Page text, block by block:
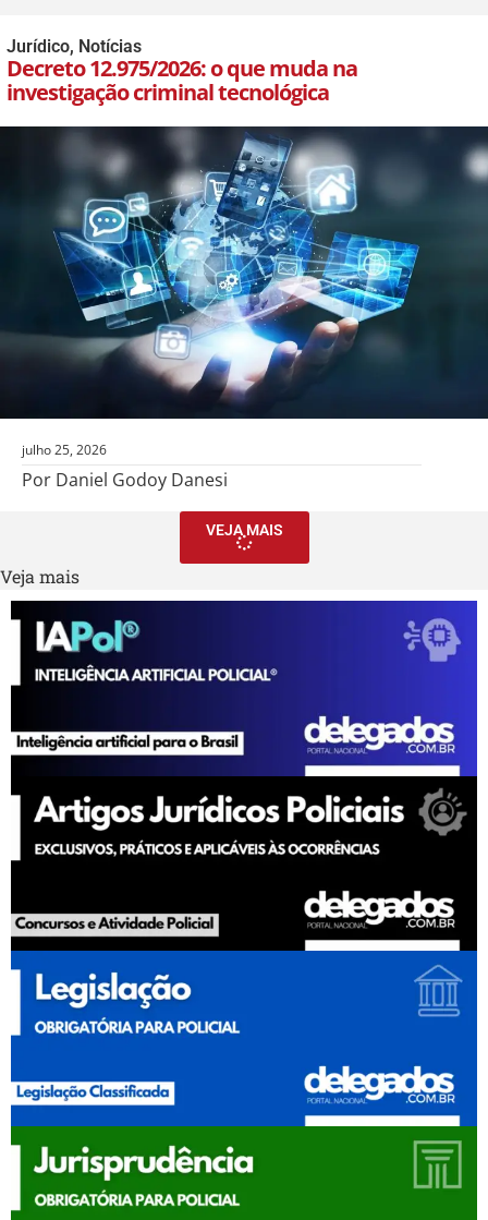
Jurídico, Notícias
Decreto 12.975/2026: o que muda na
investigação criminal tecnológica
julho 25, 2026
Por Daniel Godoy Danesi
VEJA MAIS
Veja mais